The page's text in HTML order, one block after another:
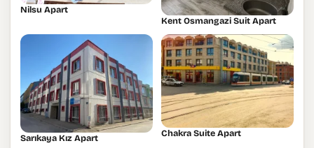
Nilsu Apart
Kent Osmangazi Suit Apart
Sarıkaya Kız Apart
Chakra Suite Apart